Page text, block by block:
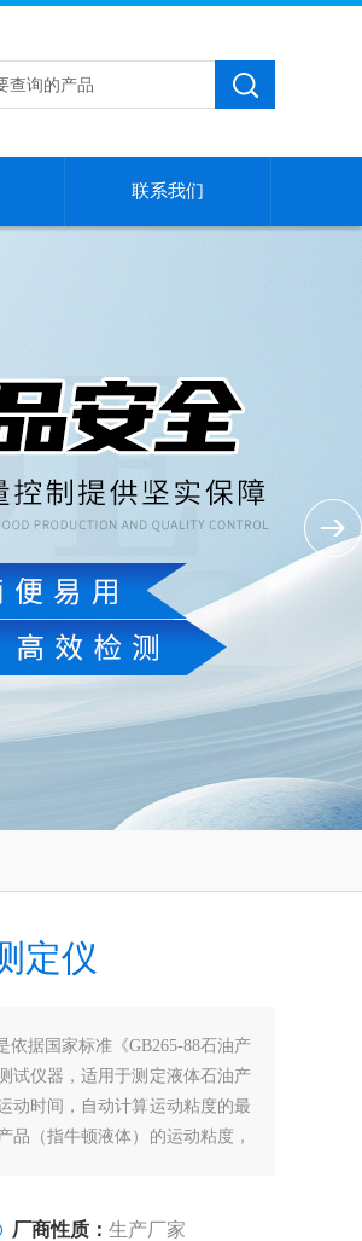
联系我们
定仪
依据国家标准《GB265-88石油产
试仪器，适用于测定液体石油产
动时间，自动计算运动粘度的最
品（指牛顿液体）的运动粘度，
厂商性质： 生产厂家